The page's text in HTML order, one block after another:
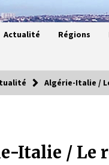
Actualité Régions
de chez nous
4 ans ago
Algérie-Italie /
Italie / Le